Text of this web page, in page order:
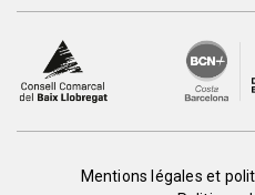
Mentions légales et